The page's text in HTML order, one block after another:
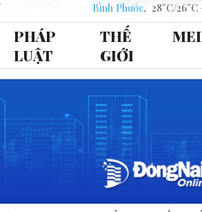
Bình Phước, 28°C/26°C
PHÁP
LUẬT
THẾ
GIỚI